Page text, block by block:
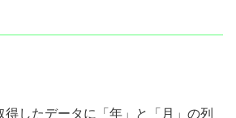
したデータに「年」と「月」の列